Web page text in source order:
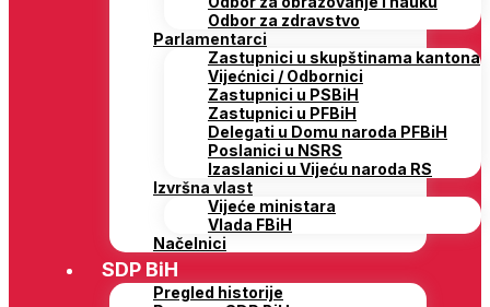
Odbor za zdravstvo
Parlamentarci
Zastupnici u skupštinama kantona
Vijećnici / Odbornici
Zastupnici u PSBiH
Zastupnici u PFBiH
Delegati u Domu naroda PFBiH
Poslanici u NSRS
Izaslanici u Vijeću naroda RS
Izvršna vlast
Vijeće ministara
Vlada FBiH
Načelnici
SDP BiH
Pregled historije